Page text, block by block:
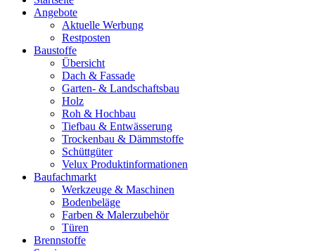
Angebote
Aktuelle Werbung
Restposten
Baustoffe
Übersicht
Dach & Fassade
Garten- & Landschaftsbau
Holz
Roh & Hochbau
Tiefbau & Entwässerung
Trockenbau & Dämmstoffe
Schüttgüter
Velux Produktinformationen
Baufachmarkt
Werkzeuge & Maschinen
Bodenbeläge
Farben & Malerzubehör
Türen
Brennstoffe